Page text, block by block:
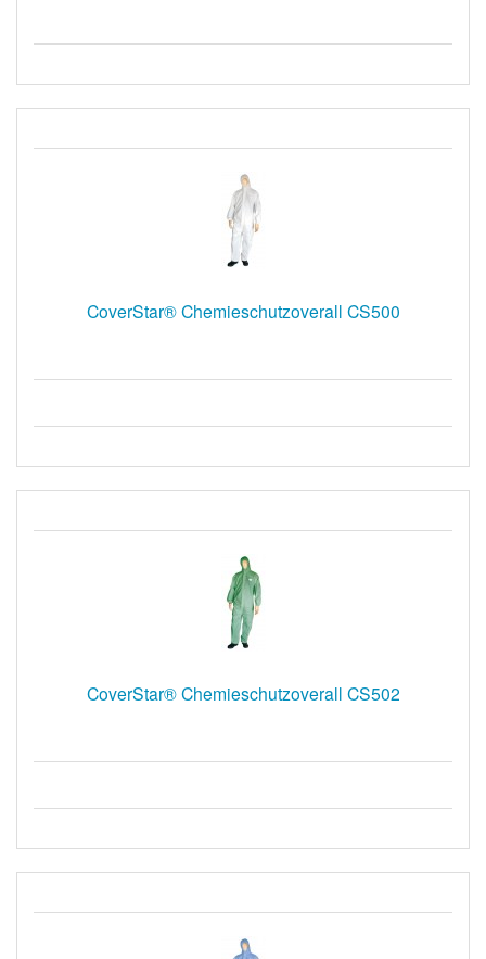
CoverStar® Chemieschutzoverall CS500
CoverStar® Chemieschutzoverall CS502